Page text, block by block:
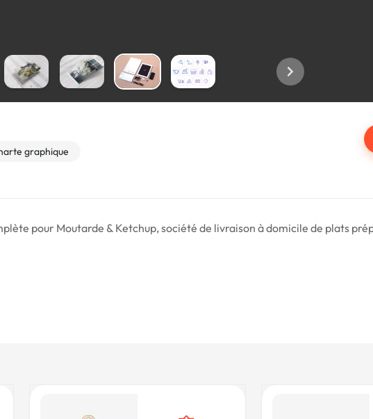
graphique
pour Moutarde & Ketchup, société de livraison à domicile de plats